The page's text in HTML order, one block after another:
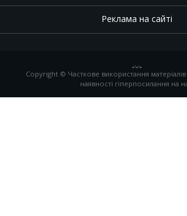
Реклама на сайті
, ,
Copyright © Часткове використання
наявності гіперпосилання на